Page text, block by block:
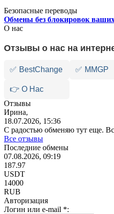
Безопасные переводы
Обмены без блокировок
О нас
Отзывы о нас на
✅ BestChange ✅ MMGP
👉 О Нас
Отзывы
Ирина,
18.07.2026, 15:36
С радостью обменяю тут еще.
Все отзывы
Последние обмены
07.08.2026, 09:19
187.97
USDT
14000
RUB
Авторизация
Логин или e-mail *: